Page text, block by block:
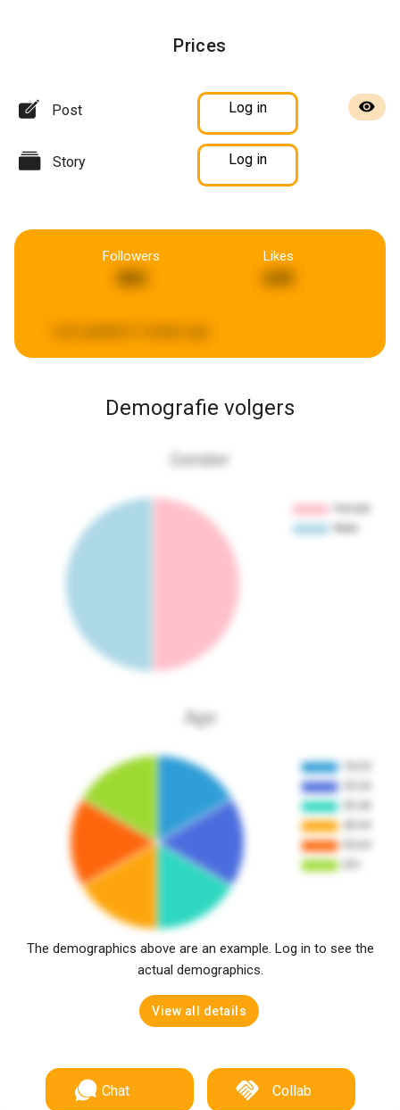
Prices
Post Log in
Story Log in
Followers
484
Likes
649
Demografie volgers
Gender
Age
The demographics above are an example. Log in to see the
actual demographics.
View all details
Chat Collab